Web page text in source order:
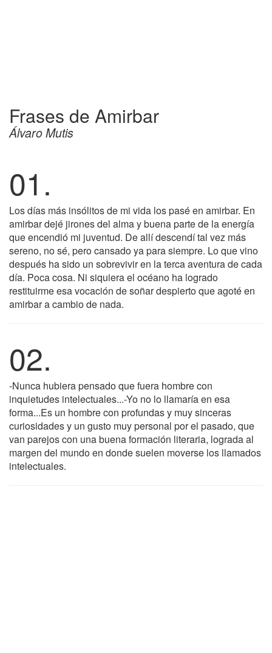
Frases de Amirbar
Álvaro Mutis
01.
Los días más insólitos de mi vida los pasé en amirbar. En
amirbar dejé jirones del alma y buena parte de la energía
que encendió mi juventud. De allí descendí tal vez más
sereno, no sé, pero cansado ya para siempre. Lo que vino
después ha sido un sobrevivir en la terca aventura de cada
día. Poca cosa. Ni siquiera el océano ha logrado
restituirme esa vocación de soñar despierto que agoté en
amirbar a cambio de nada.
02.
-Nunca hubiera pensado que fuera hombre con
inquietudes intelectuales...-Yo no lo llamaría en esa
forma...Es un hombre con profundas y muy sinceras
curiosidades y un gusto muy personal por el pasado, que
van parejos con una buena formación literaria, lograda al
margen del mundo en donde suelen moverse los llamados
intelectuales.